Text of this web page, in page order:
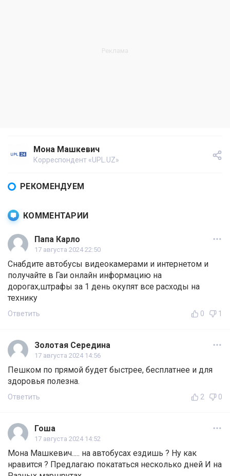
Мона Машкевич
Корреспондент «UPL.UZ»
РЕКОМЕНДУЕМ
КОММЕНТАРИИ
Папа Карло
17 августа 2024 22:50
Снабдите автобусы видеокамерами и интернетом и
получайте в Гаи онлайн информацию на
дорогах,штрафы за 1 день окупят все расходы на
технику
Ответить 0 1
Золотая Середина
17 августа 2024 14:56
Пешком по прямой будет быстрее, бесплатнее и для
здоровья полезна.
Ответить 2 0
Гоша
17 августа 2024 14:52
Мона Машкевич..... на автобусах ездишь ? Ну как
нравится ? Предлагаю покататься несколько дней И на